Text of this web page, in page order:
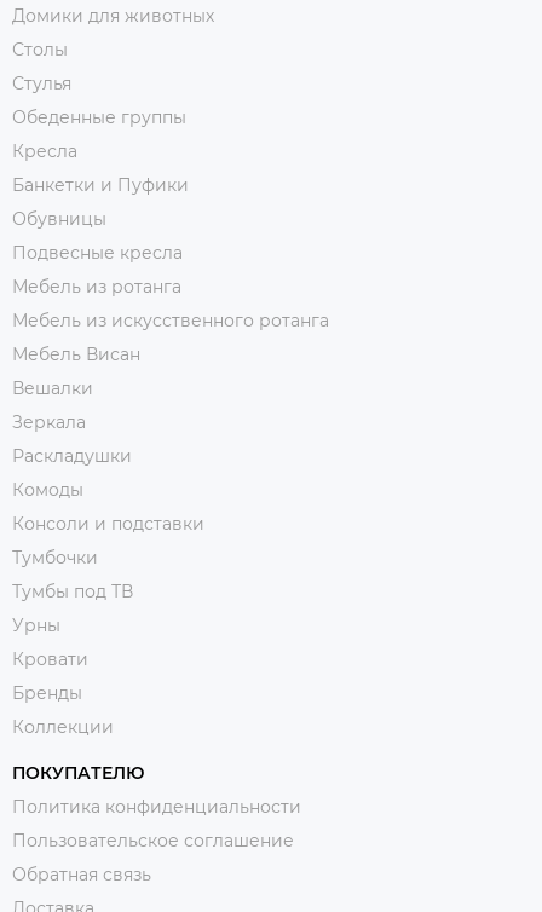
Домики для животных
Столы
Стулья
Обеденные группы
Кресла
Банкетки и Пуфики
Обувницы
Подвесные кресла
Мебель из ротанга
Мебель из искусственного ротанга
Мебель Висан
Вешалки
Зеркала
Раскладушки
Комоды
Консоли и подставки
Тумбочки
Тумбы под ТВ
Урны
Кровати
Бренды
Коллекции
ПОКУПАТЕЛЮ
Политика конфиденциальности
Пользовательское соглашение
Обратная связь